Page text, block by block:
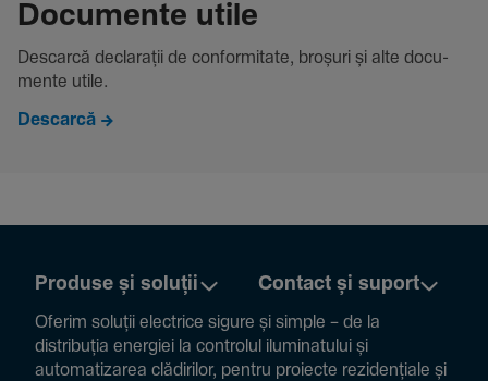
Docu­mente utile
Descarcă decla­rații de conformitate, broșuri și alte docu­
mente utile.
Descarcă
Produse și soluții Contact și suport
Oferim soluții electrice sigure și simple – de la
distribuția energiei la controlul ilumi­na­tului și
auto­ma­ti­zarea clădi­rilor, pentru proiecte rezi­den­țiale și